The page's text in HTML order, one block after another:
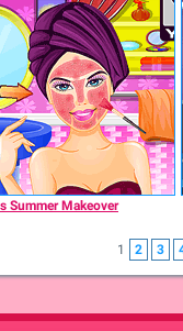
Summer Makeover
1 2 3